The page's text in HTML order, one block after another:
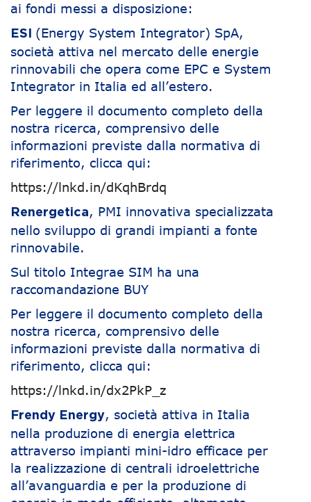
ai fondi messi a disposizione:
ESI (Energy System Integrator) SpA,
società attiva nel mercato delle energie
rinnovabili che opera come EPC e System
Integrator in Italia ed all’estero.
Per leggere il documento completo della
nostra ricerca, comprensivo delle
informazioni previste dalla normativa di
riferimento, clicca qui:
https://lnkd.in/dKqhBrdq
Renergetica, PMI innovativa specializzata
nello sviluppo di grandi impianti a fonte
rinnovabile.
Sul titolo Integrae SIM ha una
raccomandazione BUY
Per leggere il documento completo della
nostra ricerca, comprensivo delle
informazioni previste dalla normativa di
riferimento, clicca qui:
https://lnkd.in/dx2PkP_z
Frendy Energy, società attiva in Italia
nella produzione di energia elettrica
attraverso impianti mini-idro efficace per
la realizzazione di centrali idroelettriche
all’avanguardia e per la produzione di